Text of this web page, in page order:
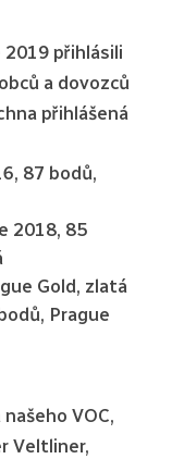
2019 přihlásili
a dovozců
přihlášená
87 bodů,
2018, 85
Gold, zlatá
Prague
VOC,
Veltliner,